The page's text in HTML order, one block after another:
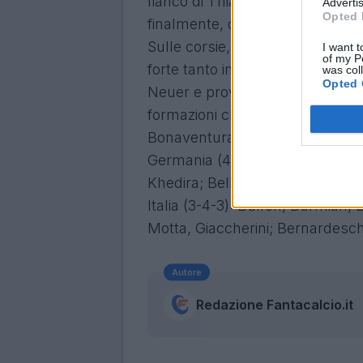
Opted
I want
of my
was
Opted
finalmente, dell'ottimo Acerbi.
Sulle corsie, andrebbero
forte tanto in difesa quanto in
Neuer e provare Bellarabi,
formazioni che dovrebbero
Bonaventura. In panchina De
Germania (4-2-3-1): Ter
Khedira; Bellarabi, Draxler,
Italia (3-4-3): Buffon, Darmian,
Motta, Giaccherini;
Autore
Redazione Fantacalcio.it